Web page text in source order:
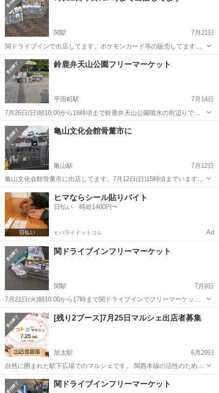
関駅
7月21日
関ドライブインで出店してます。ポケモンカード等の販売してます。
お近くの方や関ドライブインに、来られる方、見に来てね。買って
ね。
三重 亀山市 関駅 フリーマーケット ポケモンカード
鈴鹿弁天山公園フリーマーケット
平田町駅
7月14日
7月26日(日)朝10:00から16時頃まで鈴鹿弁天山公園噴水の前辺りでフ
リーマーケット開催します。2ブース募集中暑い中出店したい方宜しく
お願いします。1ブース3×3出店費1000円です。私は、ポケモンカード
等販売します。お...
三重 鈴鹿市 平田町駅 フリーマーケット
ポケモンカード
亀山文化会館骨董市に
亀山駅
7月12日
亀山文化会館骨董市に出店してます。7月12日(日)15時頃までいます。
近くの方見に来てね。ポケモンカード販売してます。宜しくお願いし
ます。
三重 亀山市 亀山駅 フリーマーケット
ヒマならシール貼りバイト
日払い 時給1400円〜
ヒバライドットコム Ad
関ドライブインフリーマーケット
関駅
7月9日
7月21日(火)朝10:00から17時まで関ドライブインでフリーマーケット
開催します。1ブースだけ、出店募集します。1ブース2.5×2で､出店費
2,000円です。夏休みですので、子や家族連れが多く来ます。関ドライ
ブインも夏休...
三重 亀山市 関駅 フリーマーケット ブース
[残り2ブース]7月25日マルシェ出店者募集
加太駅
6月29日
自然に囲まれた駅下広場でのマルシェです。 関西本線の活性のため、
地域の方々と開催します。 ⁡⁡ ⁡前回出店いただいた方やお客様からは、
「日頃の疲れが癒されるような雰囲気ですね」 「人が暖かいですね」 ⁡
三重 亀山市 加太駅 フリーマーケット ブース
関ドライブインフリーマーケット